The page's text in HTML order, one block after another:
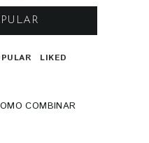
LIKED
COMBINAR